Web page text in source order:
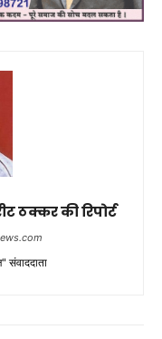
ठक्कर की रिपोर्ट
संवाददाता